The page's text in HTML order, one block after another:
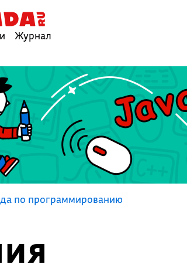
Журнал
по программированию